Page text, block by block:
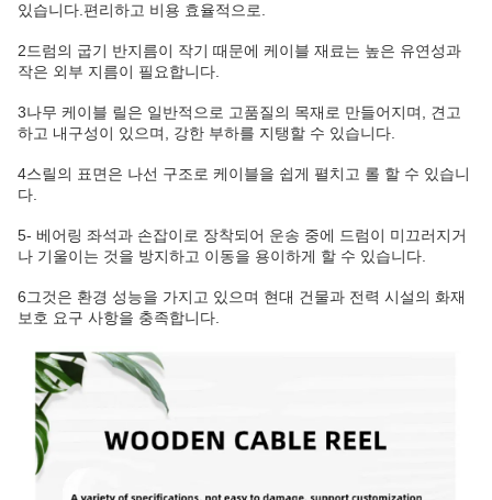
있습니다.편리하고 비용 효율적으로.
2드럼의 굽기 반지름이 작기 때문에 케이블 재료는 높은 유연성과
작은 외부 지름이 필요합니다.
3나무 케이블 릴은 일반적으로 고품질의 목재로 만들어지며, 견고
하고 내구성이 있으며, 강한 부하를 지탱할 수 있습니다.
4스릴의 표면은 나선 구조로 케이블을 쉽게 펼치고 롤 할 수 있습니
다.
5- 베어링 좌석과 손잡이로 장착되어 운송 중에 드럼이 미끄러지거
나 기울이는 것을 방지하고 이동을 용이하게 할 수 있습니다.
6그것은 환경 성능을 가지고 있으며 현대 건물과 전력 시설의 화재
보호 요구 사항을 충족합니다.